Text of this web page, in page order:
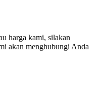
harga kami, silakan
akan menghubungi Anda